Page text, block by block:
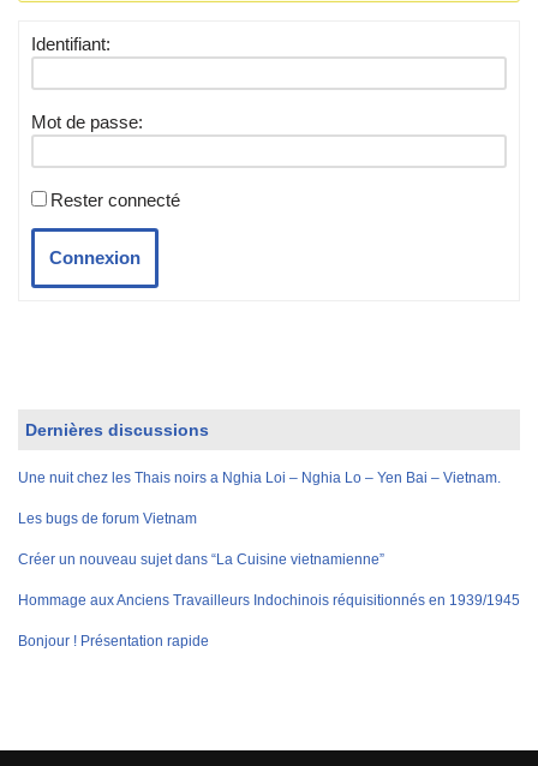
Identifiant:
Mot de passe:
Rester connecté
Connexion
Dernières discussions
Une nuit chez les Thais noirs a Nghia Loi – Nghia Lo – Yen Bai – Vietnam.
Les bugs de forum Vietnam
Créer un nouveau sujet dans “La Cuisine vietnamienne”
Hommage aux Anciens Travailleurs Indochinois réquisitionnés en 1939/1945
Bonjour ! Présentation rapide